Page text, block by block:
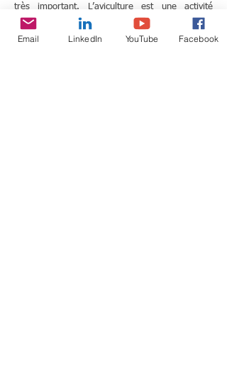
très important.
L’aviculture est une activité
complémentaire aux cultures faciles à prendre
en charge.
Email LinkedIn YouTube Facebook